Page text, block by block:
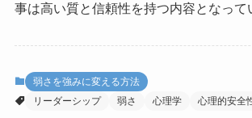
事は高い質と信頼性を持つ内容となって
弱さを強みに変える方法
リーダーシップ
弱さ 心理学 心理的安全